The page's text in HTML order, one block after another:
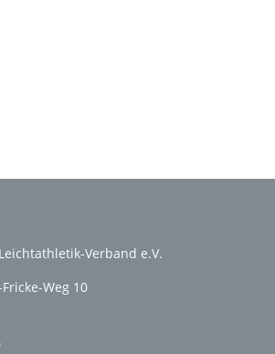
Verband e.V.
Weg 10